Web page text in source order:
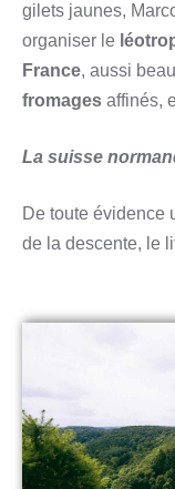
gilets jaunes,
organiser le
France, aussi
fromages affinés,
La suisse
De toute évidence
de la descente, le